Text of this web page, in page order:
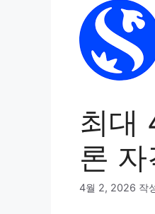
최대
론 자
4월 2, 2026 작